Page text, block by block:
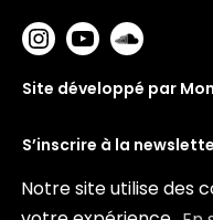
Notre site utilise des
Site développé par
S’inscrire à la